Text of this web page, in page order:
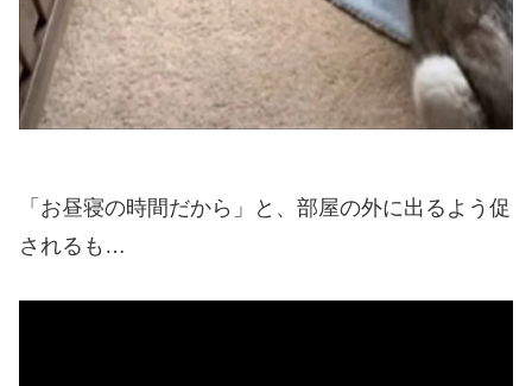
「お昼寝の時間だから」と、部屋の外に出るよう促
されるも…